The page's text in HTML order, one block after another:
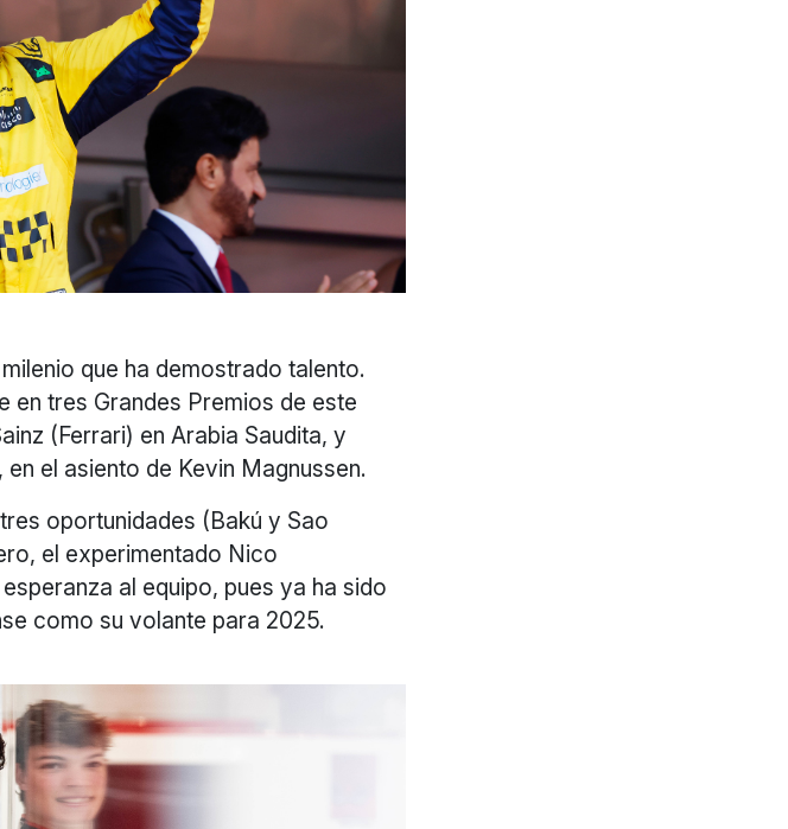
que ha demostrado talento.
en tres Grandes Premios de este
(Ferrari) en Arabia Saudita, y
el asiento de Kevin Magnussen.
oportunidades (Bakú y Sao
el experimentado Nico
al equipo, pues ya ha sido
como su volante para 2025.